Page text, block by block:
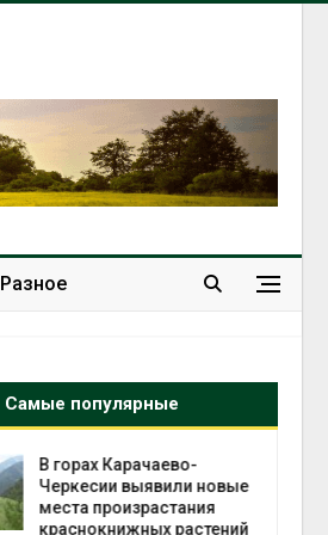
Разное
Самые популярные
В Домодедове
ликвидируют
последствия разлива
химикатов после пожара